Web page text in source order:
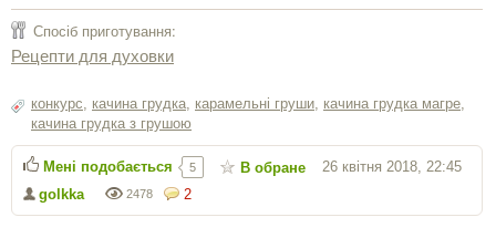
Спосіб приготування:
Рецепти для духовки
конкурс, качина грудка, карамельні груши, качина грудка магре,
качина грудка з грушою
2
2478
golkka
26 квітня 2018, 22:45
Мені подобається 5 В обране